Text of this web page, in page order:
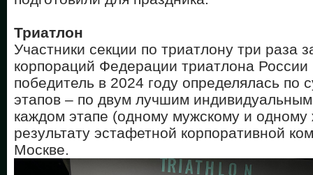
Триатлон
Участники секции по триатлону три раза
корпораций Федерации триатлона
победитель в 2024 году определялась по
этапов – по двум лучшим
каждом этапе (одному мужскому и
результату эстафетной корпоративной
Москве.